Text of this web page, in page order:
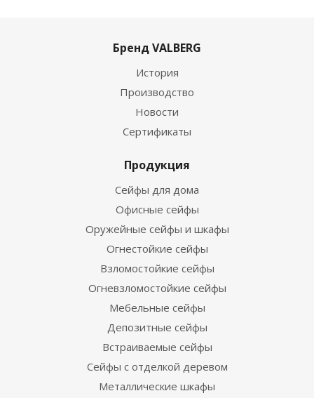
Бренд VALBERG
История
Производство
Новости
Сертификаты
Продукция
Сейфы для дома
Офисные сейфы
Оружейные сейфы и шкафы
Огнестойкие сейфы
Взломостойкие сейфы
Огневзломостойкие сейфы
Мебельные сейфы
Депозитные сейфы
Встраиваемые сейфы
Сейфы с отделкой деревом
Металлические шкафы